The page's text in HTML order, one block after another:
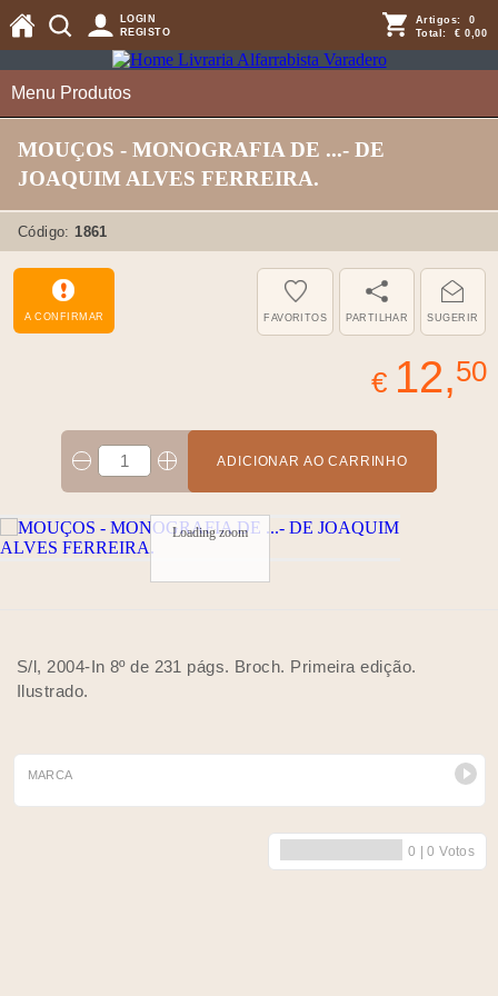
LOGIN
REGISTO
Artigos: 0
Total: € 0,00
Menu Produtos
MOUÇOS - MONOGRAFIA DE ...- DE
JOAQUIM ALVES FERREIRA.
Código:1861
A CONFIRMAR SUGERIR
PARTILHAR
FAVORITOS
€ 12,50
ADICIONAR AO CARRINHO
Loading zoom
S/l, 2004-In 8º de 231 págs. Broch. Primeira edição.
Ilustrado.
MARCA